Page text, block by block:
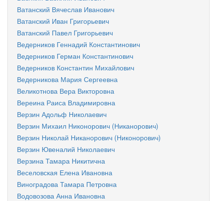
Ватанский Вячеслав Иванович
Ватанский Иван Григорьевич
Ватанский Павел Григорьевич
Ведерников Геннадий Константинович
Ведерников Герман Константинович
Ведерников Константин Михайлович
Ведерникова Мария Сергеевна
Великотнова Вера Викторовна
Вереина Раиса Владимировна
Верзин Адольф Николаевич
Верзин Михаил Никонорович (Никанорович)
Верзин Николай Никанорович (Никонорович)
Верзин Ювеналий Николаевич
Верзина Тамара Никитична
Веселовская Елена Ивановна
Виноградова Тамара Петровна
Водовозова Анна Ивановна